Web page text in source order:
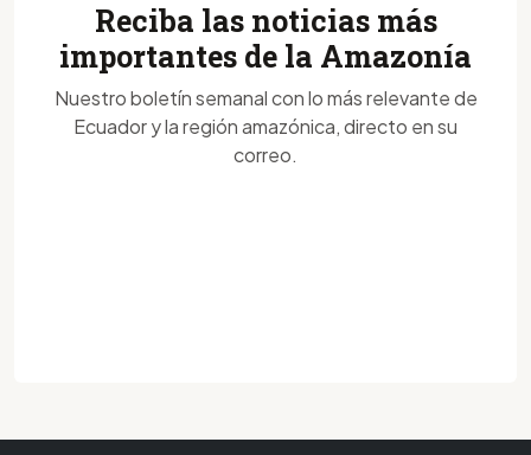
Reciba las noticias más
importantes de la Amazonía
Nuestro boletín semanal con lo más relevante de
Ecuador y la región amazónica, directo en su
correo.